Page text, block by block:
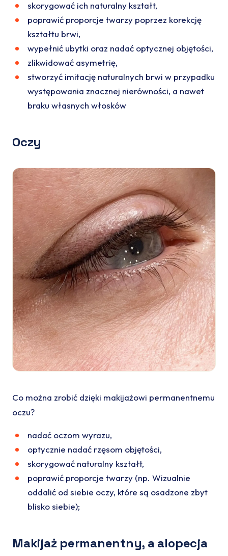
skorygować ich naturalny kształt,
poprawić proporcje twarzy poprzez korekcję
kształtu brwi,
wypełnić ubytki oraz nadać optycznej objętości,
zlikwidować asymetrię,
stworzyć imitację naturalnych brwi w przypadku
występowania znacznej nierówności, a nawet
braku własnych włosków
Oczy
Co można zrobić dzięki makijażowi permanentnemu
oczu?
nadać oczom wyrazu,
optycznie nadać rzęsom objętości,
skorygować naturalny kształt,
poprawić proporcje twarzy (np. Wizualnie
oddalić od siebie oczy, które są osadzone zbyt
blisko siebie);
Makijaż permanentny, a alopecja